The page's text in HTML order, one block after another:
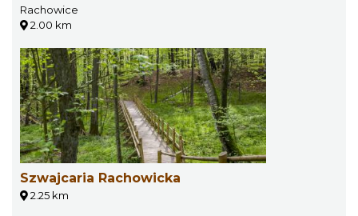
Rachowice
2.00 km
Szwajcaria Rachowicka
2.25 km